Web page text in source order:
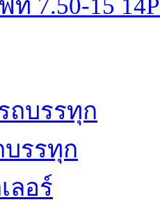
7.50-15
ถบรรทุก
บรรทุก
ลอร์